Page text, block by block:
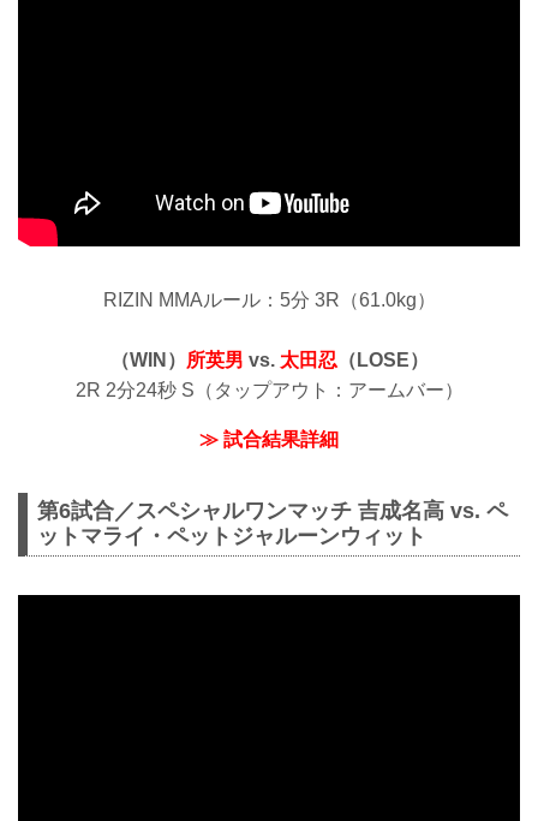
RIZIN MMAルール：5分 3R（61.0kg）
（WIN） 所英男 vs. 太田忍（LOSE）
2R 2分24秒 S（タップアウト：アームバー）
≫ 試合結果詳細
第6試合／スペシャルワンマッチ 吉成名高 vs. ペ
ットマライ・ペットジャルーンウィット